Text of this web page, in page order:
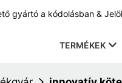
gyártó a kódolásban &
TERMÉKEK